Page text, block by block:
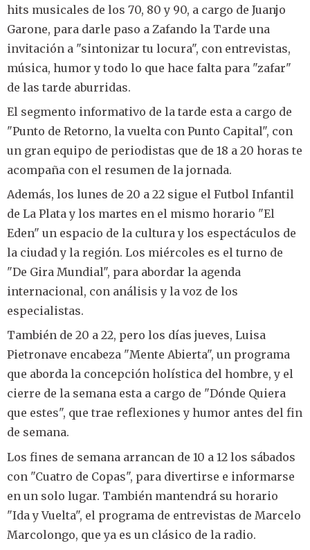
hits musicales de los 70, 80 y 90, a cargo de Juanjo
Garone, para darle paso a Zafando la Tarde una
invitación a "sintonizar tu locura", con entrevistas,
música, humor y todo lo que hace falta para "zafar"
de las tarde aburridas.
El segmento informativo de la tarde esta a cargo de
"Punto de Retorno, la vuelta con Punto Capital", con
un gran equipo de periodistas que de 18 a 20 horas te
acompaña con el resumen de la jornada.
Además, los lunes de 20 a 22 sigue el Futbol Infantil
de La Plata y los martes en el mismo horario "El
Eden" un espacio de la cultura y los espectáculos de
la ciudad y la región. Los miércoles es el turno de
"De Gira Mundial", para abordar la agenda
internacional, con análisis y la voz de los
especialistas.
También de 20 a 22, pero los días jueves, Luisa
Pietronave encabeza "Mente Abierta", un programa
que aborda la concepción holística del hombre, y el
cierre de la semana esta a cargo de "Dónde Quiera
que estes", que trae reflexiones y humor antes del fin
de semana.
Los fines de semana arrancan de 10 a 12 los sábados
con "Cuatro de Copas", para divertirse e informarse
en un solo lugar. También mantendrá su horario
"Ida y Vuelta", el programa de entrevistas de Marcelo
Marcolongo, que ya es un clásico de la radio.